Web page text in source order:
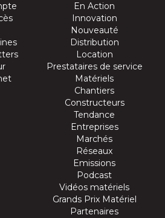
En Action
Innovation
Nouveauté
Distribution
Location
Prestataires de service
Matériels
Chantiers
Constructeurs
Tendance
Entreprises
Marchés
Réseaux
Emissions
Podcast
Vidéos matériels
Grands Prix Matériel
Partenaires